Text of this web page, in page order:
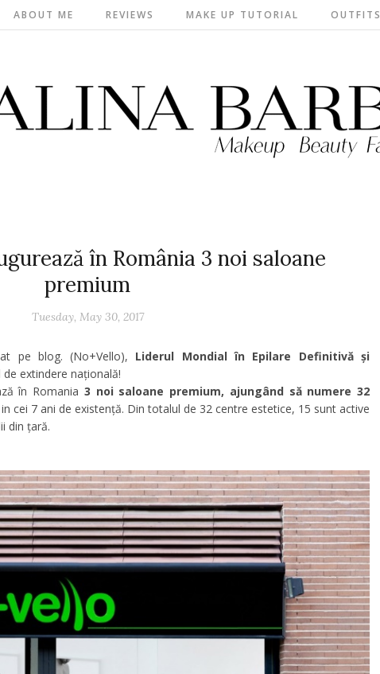
ABOUT ME REVIEWS MAKE UP TUTORIAL OUTFITS
în România 3 noi saloane
premium
Tuesday, May 30, 2017
pe blog. (No+Vello), Liderul Mondial în Epilare Definitivă și
extindere națională!
în Romania 3 noi saloane premium, ajungând să numere 32
in cei 7 ani de existență. Din totalul de 32 centre estetice, 15 sunt active
din țară.